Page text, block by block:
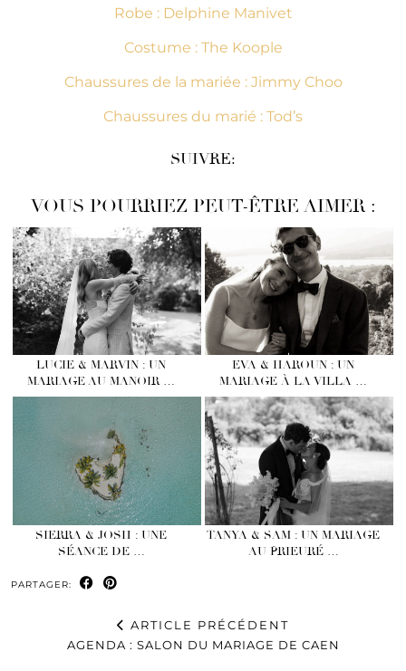
Robe : Delphine Manivet
Costume : The Koople
Chaussures de la mariée : Jimmy Choo
Chaussures du marié : Tod’s
SUIVRE:
VOUS POURRIEZ PEUT-ÊTRE AIMER :
LUCIE & MARVIN : UN
MARIAGE AU MANOIR …
EVA & HAROUN : UN
MARIAGE À LA VILLA …
SIERRA & JOSH : UNE
SÉANCE DE …
TANYA & SAM : UN MARIAGE
AU PRIEURÉ …
PARTAGER:
ARTICLE PRÉCÉDENT
AGENDA : SALON DU MARIAGE DE CAEN